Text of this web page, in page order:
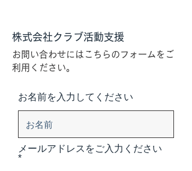
株式会社クラブ活動支援
お問い合わせにはこちらのフォームをご
利用ください。
お名前を入力してください
メールアドレスをご入力ください